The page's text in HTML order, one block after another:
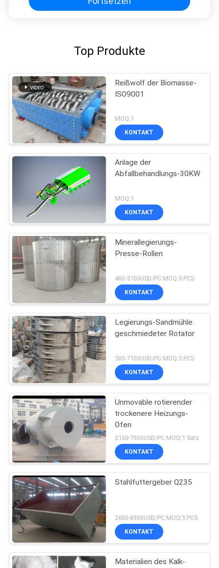
Top Produkte
Reißwolf der Biomasse-
ISO9001
MOQ:1
KONTAKT
Anlage der
Abfallbehandlungs-30KW
MOQ:1
KONTAKT
Minerallegierungs-
Presse-Rollen
400-5100USD/PC MOQ:5 PCS
KONTAKT
Legierungs-Sandmühle
geschmiedeter Rotator
500-7100USD/PC MOQ:5 PCS
KONTAKT
Unmovable rotierender
trockenere Heizungs-
Ofen
2100-7900USD/PC MOQ:1 Satz
KONTAKT
Stahlfuttergeber Q235
2600-8900USD/PC MOQ:5 PCS
KONTAKT
Materialien des Kalk-